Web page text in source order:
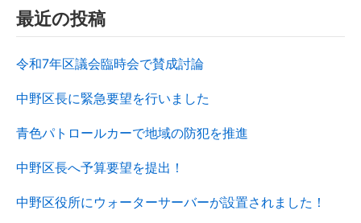
最近の投稿
令和7年区議会臨時会で賛成討論
中野区長に緊急要望を行いました
青色パトロールカーで地域の防犯を推進
中野区長へ予算要望を提出！
中野区役所にウォーターサーバーが設置されました！